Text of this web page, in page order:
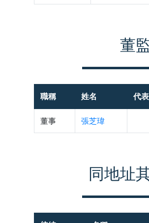
董
職稱 姓名 代
董事 張芝瑋
同地址